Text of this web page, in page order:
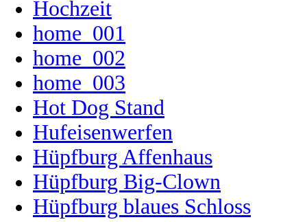
Hochzeit
home_001
home_002
home_003
Hot Dog Stand
Hufeisenwerfen
Hüpfburg Affenhaus
Hüpfburg Big-Clown
Hüpfburg blaues Schloss